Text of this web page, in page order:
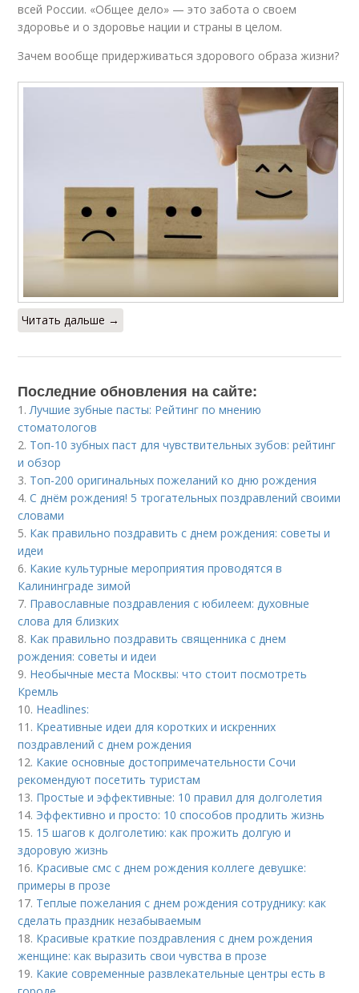
всей России. «Общее дело» — это забота о своем
здоровье и о здоровье нации и страны в целом.
Зачем вообще придерживаться здорового образа жизни?
Читать дальше →
Последние обновления на сайте:
1. Лучшие зубные пасты: Рейтинг по мнению
стоматологов
2. Топ-10 зубных паст для чувствительных зубов: рейтинг
и обзор
3. Топ-200 оригинальных пожеланий ко дню рождения
4.С днём рождения! 5 трогательных поздравлений своими
словами
5. Как правильно поздравить с днем рождения: советы и
идеи
6. Какие культурные мероприятия проводятся в
Калининграде зимой
7. Православные поздравления с юбилеем: духовные
слова для близких
8. Как правильно поздравить священника с днем
рождения: советы и идеи
9. Необычные места Москвы: что стоит посмотреть
Кремль
10. Headlines:
11. Креативные идеи для коротких и искренних
поздравлений с днем рождения
12. Какие основные достопримечательности Сочи
рекомендуют посетить туристам
13. Простые и эффективные: 10 правил для долголетия
14. Эффективно и просто: 10 способов продлить жизнь
15. 15 шагов к долголетию: как прожить долгую и
здоровую жизнь
16. Красивые смс с днем рождения коллеге девушке:
примеры в прозе
17. Теплые пожелания с днем рождения сотруднику: как
сделать праздник незабываемым
18. Красивые краткие поздравления с днем рождения
женщине: как выразить свои чувства в прозе
19. Какие современные развлекательные центры есть в